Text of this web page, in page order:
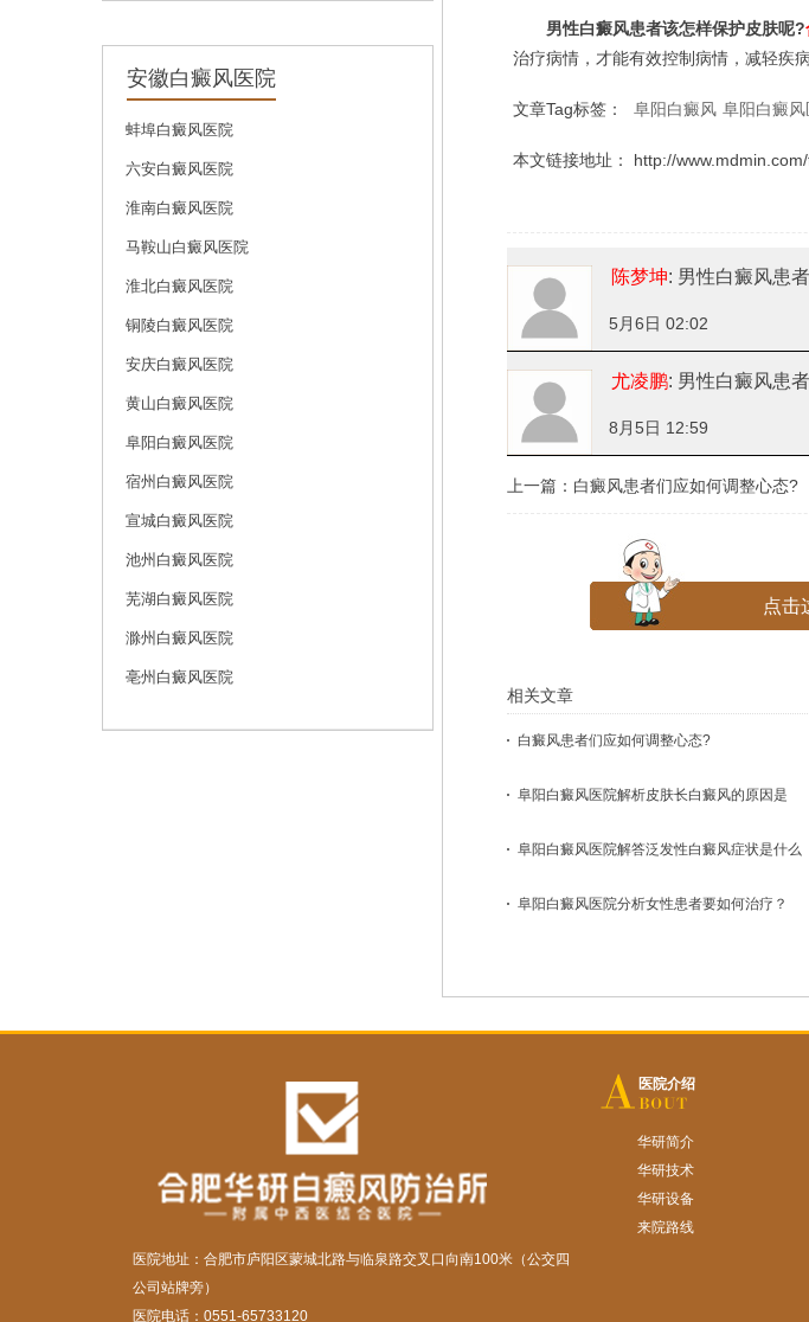
安徽白癜风医院
蚌埠白癜风医院
六安白癜风医院
淮南白癜风医院
马鞍山白癜风医院
淮北白癜风医院
铜陵白癜风医院
安庆白癜风医院
黄山白癜风医院
阜阳白癜风医院
宿州白癜风医院
宣城白癜风医院
池州白癜风医院
芜湖白癜风医院
滁州白癜风医院
亳州白癜风医院
男性白癜风患者该怎样保护皮肤呢?
治疗病情，才能有效控制病情，减轻疾
文章Tag标签： 阜阳白癜风 阜阳白癜风
本文链接地址： http://
陈梦坤: 男性白癜风患
5月6日 02:02
尤凌鹏: 男性白癜风患
8月5日 12:59
上一篇： 白癜风患者们应如何调整心态?
点击
相关文章
白癜风患者们应如何调整心态?
阜阳白癜风医院解析皮肤长白癜风的原因是
阜阳白癜风医院解答泛发性白癜风症状是什么
阜阳白癜风医院分析女性患者要如何治疗？
医院地址：合肥市庐阳区蒙城北路与临泉路交叉口向南100米（公交四
公司站牌旁）
医院电话：0551-65733120
医院介绍
华研简介
华研技术
华研设备
来院路线